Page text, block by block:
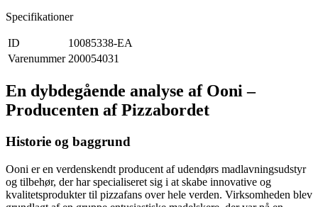
Specifikationer
ID
10085338-EA
Varenummer 200054031
En dybdegående analyse af Ooni –
Producenten af Pizzabordet
Historie og baggrund
Ooni er en verdenskendt producent af udendørs madlavningsudstyr
og tilbehør, der har specialiseret sig i at skabe innovative og
kvalitetsprodukter til pizzafans over hele verden. Virksomheden blev